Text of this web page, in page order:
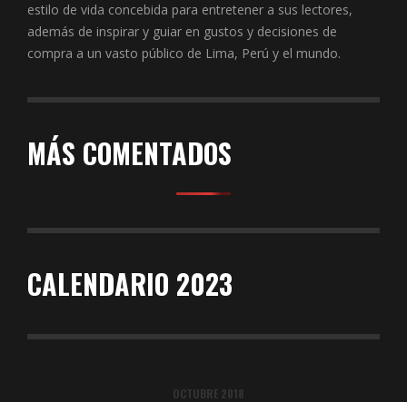
estilo de vida concebida para entretener a sus lectores,
además de inspirar y guiar en gustos y decisiones de
compra a un vasto público de Lima, Perú y el mundo.
MÁS COMENTADOS
CALENDARIO 2023
OCTUBRE 2018